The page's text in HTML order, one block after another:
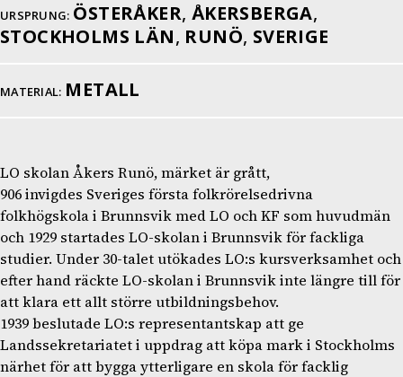
URSPRUNG: ÖSTERÅKER, ÅKERSBERGA,
STOCKHOLMS LÄN, RUNÖ, SVERIGE
MATERIAL: METALL
LO skolan Åkers Runö, märket är grått,
906 invigdes Sveriges första folkrörelsedrivna
folkhögskola i Brunnsvik med LO och KF som huvudmän
och 1929 startades LO-skolan i Brunnsvik för fackliga
studier. Under 30-talet utökades LO:s kursverksamhet och
efter hand räckte LO-skolan i Brunnsvik inte längre till för
att klara ett allt större utbildningsbehov.
1939 beslutade LO:s representantskap att ge
Landssekretariatet i uppdrag att köpa mark i Stockholms
närhet för att bygga ytterligare en skola för facklig